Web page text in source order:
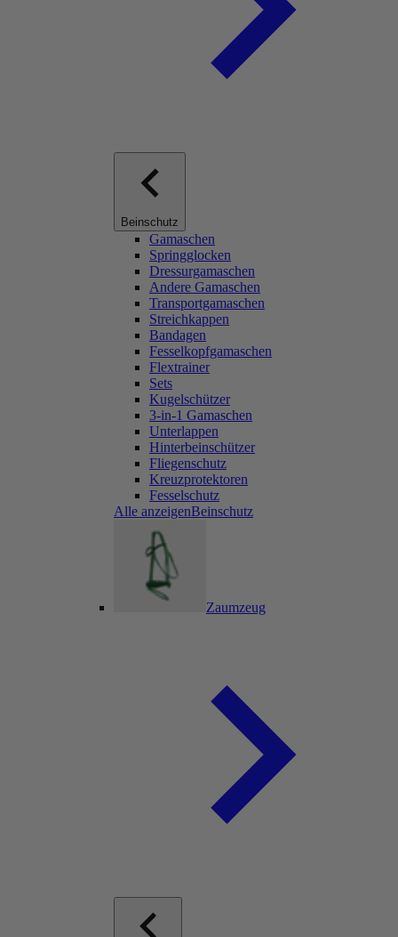
Beinschutz
Gamaschen
Springglocken
Dressurgamaschen
Andere Gamaschen
Transportgamaschen
Streichkappen
Bandagen
Fesselkopfgamaschen
Flextrainer
Sets
Kugelschützer
3-in-1 Gamaschen
Unterlappen
Hinterbeinschützer
Fliegenschutz
Kreuzprotektoren
Fesselschutz
Alle anzeigenBeinschutz
Zaumzeug